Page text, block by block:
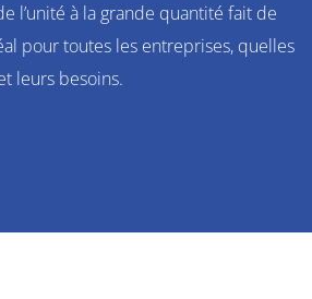
l’unité à la grande quantité fait de
pour toutes les entreprises, quelles
leurs besoins.